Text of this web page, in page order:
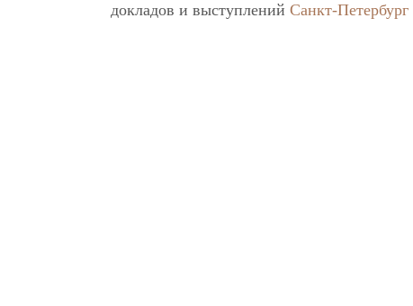
докладов и выступленийСанкт-Петербург